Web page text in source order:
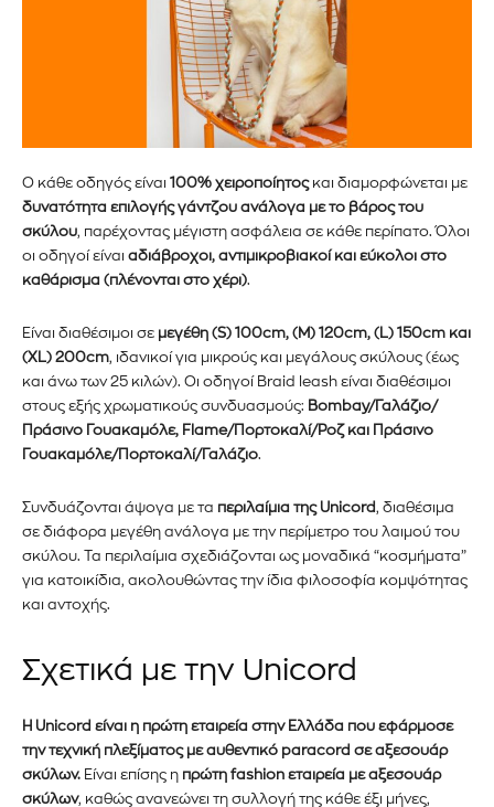
Εγγραφείτε στο Newsletter του
PetshopMarket.gr και
ενημερωθείτε πρώτοι για τα νέα
αγοράς.
Για να εγγραφείτε, απλώς εισάγετε τη διεύθυνση email σας
στον ιστότοπό μας ή κάντε κλικ στο κουμπί εγγραφής
παρακάτω. Μην ανησυχείτε, σεβόμαστε την ιδιωτικότητά σας
πληροφορίες σας είναι ασφαλείς μαζί μας.
ΕΓΓΡΑΦΉ!
Ο κάθε οδηγός είναι 100% χειροποίητοςκαι διαμορφώνεται με
δυνατότητα επιλογής γάντζου ανάλογα με το βάρος του
σκύλου, παρέχοντας μέγιστη ασφάλεια σε κάθε περίπατο. Όλοι
οι οδηγοί είναι αδιάβροχοι, αντιμικροβιακοί και εύκολοι στο
καθάρισμα (πλένονται στο χέρι).
Είναι διαθέσιμοι σε μεγέθη (S) 100cm, (M) 120cm, (L) 150cm και
(XL) 200cm, ιδανικοί για μικρούς και μεγάλους σκύλους (έως
και άνω των 25 κιλών). Οι οδηγοί Braid leash είναι διαθέσιμοι
στους εξής χρωματικούς συνδυασμούς: Bombay/Γαλάζιο/
Πράσινο Γουακαμόλε, Flame/Πορτοκαλί/Ροζ και Πράσινο
Γουακαμόλε/Πορτοκαλί/Γαλάζιο.
Συνδυάζονται άψογα με τα περιλαίμια της Unicord , διαθέσιμα
σε διάφορα μεγέθη ανάλογα με την περίμετρο του λαιμού του
σκύλου. Τα περιλαίμια σχεδιάζονται ως μοναδικά “κοσμήματα”
για κατοικίδια, ακολουθώντας την ίδια φιλοσοφία κομψότητας
και αντοχής.
Σχετικά με την Unicord
Η Unicord είναι η πρώτη εταιρεία στην Ελλάδα που εφάρμοσε
την τεχνική πλεξίματος με αυθεντικό paracord σε αξεσουάρ
σκύλων. Είναι επίσης η πρώτη fashion εταιρεία με αξεσουάρ
σκύλων, καθώς ανανεώνει τη συλλογή της κάθε έξι μήνες,